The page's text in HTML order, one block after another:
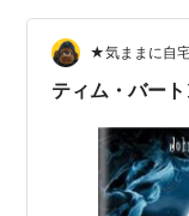
で、 ほんまはな
ケ！！！ お前ら
ん容量食われ、
★気ままに自
ティム・バー